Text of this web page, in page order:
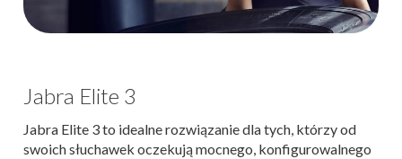
Jabra Elite 3
Jabra Elite 3 to idealne rozwiązanie dla tych, którzy od
swoich słuchawek oczekują mocnego, konfigurowalnego